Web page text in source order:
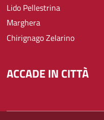
Lido Pellestrina
Marghera
Chirignago Zelarino
ACCADE IN CITTÀ